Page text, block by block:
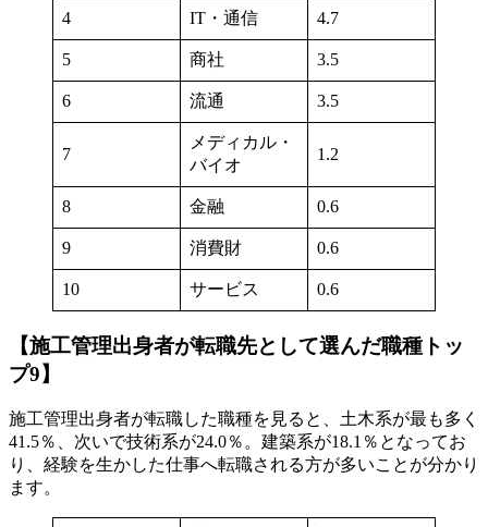
4 IT・通信 4.7
5 商社 3.5
6 流通 3.5
7
メディカル・
バイオ
1.2
8 金融 0.6
9 消費財 0.6
10 サービス 0.6
【施工管理出身者が転職先として選んだ職種トッ
プ9】
施工管理出身者が転職した職種を見ると、土木系が最も多く
41.5％、次いで技術系が24.0％。建築系が18.1％となってお
り、経験を生かした仕事へ転職される方が多いことが分かり
ます。